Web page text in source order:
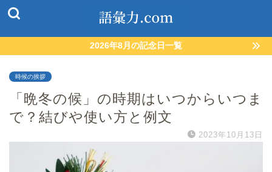
2026年8月の記念日一覧
時候の挨拶
「晩冬の候」の時期はいつからいつま
で？結びや使い方と例文
2023年10月13日